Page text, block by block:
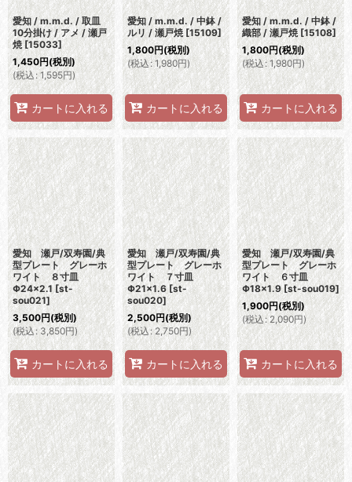
愛知 / m.m.d. / 取皿
10分掛け / アメ / 瀬戸
焼 [15033]
1,450円(税別)
(税込 : 1,595円)
カートに入れる
愛知 / m.m.d. / 中鉢 /
ルリ / 瀬戸焼 [15109]
1,800円(税別)
(税込: 1,980円)
カートに入れる
愛知 / m.m.d. / 中鉢 /
織部 / 瀬戸焼 [15108]
1,800円(税別)
(税込: 1,980円)
カートに入れる
愛知 瀬戸/双寿園/典
型プレート グレーホ
ワイト ８寸皿
Φ24×2.1 [st-
sou021]
3,500円(税別)
(税込: 3,850円)
カートに入れる
愛知 瀬戸/双寿園/典
型プレート グレーホ
ワイト ７寸皿
Φ21×1.6 [st-
sou020]
2,500円(税別)
(税込: 2,750円)
カートに入れる
愛知 瀬戸/双寿園/典
型プレート グレーホ
ワイト ６寸皿
Φ18×1.9 [st-sou019]
1,900円(税別)
(税込 : 2,090円)
カートに入れる